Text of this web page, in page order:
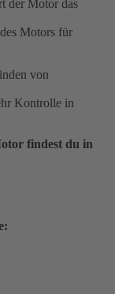
der Motor das
Motors für
von
Kontrolle in
findest du in